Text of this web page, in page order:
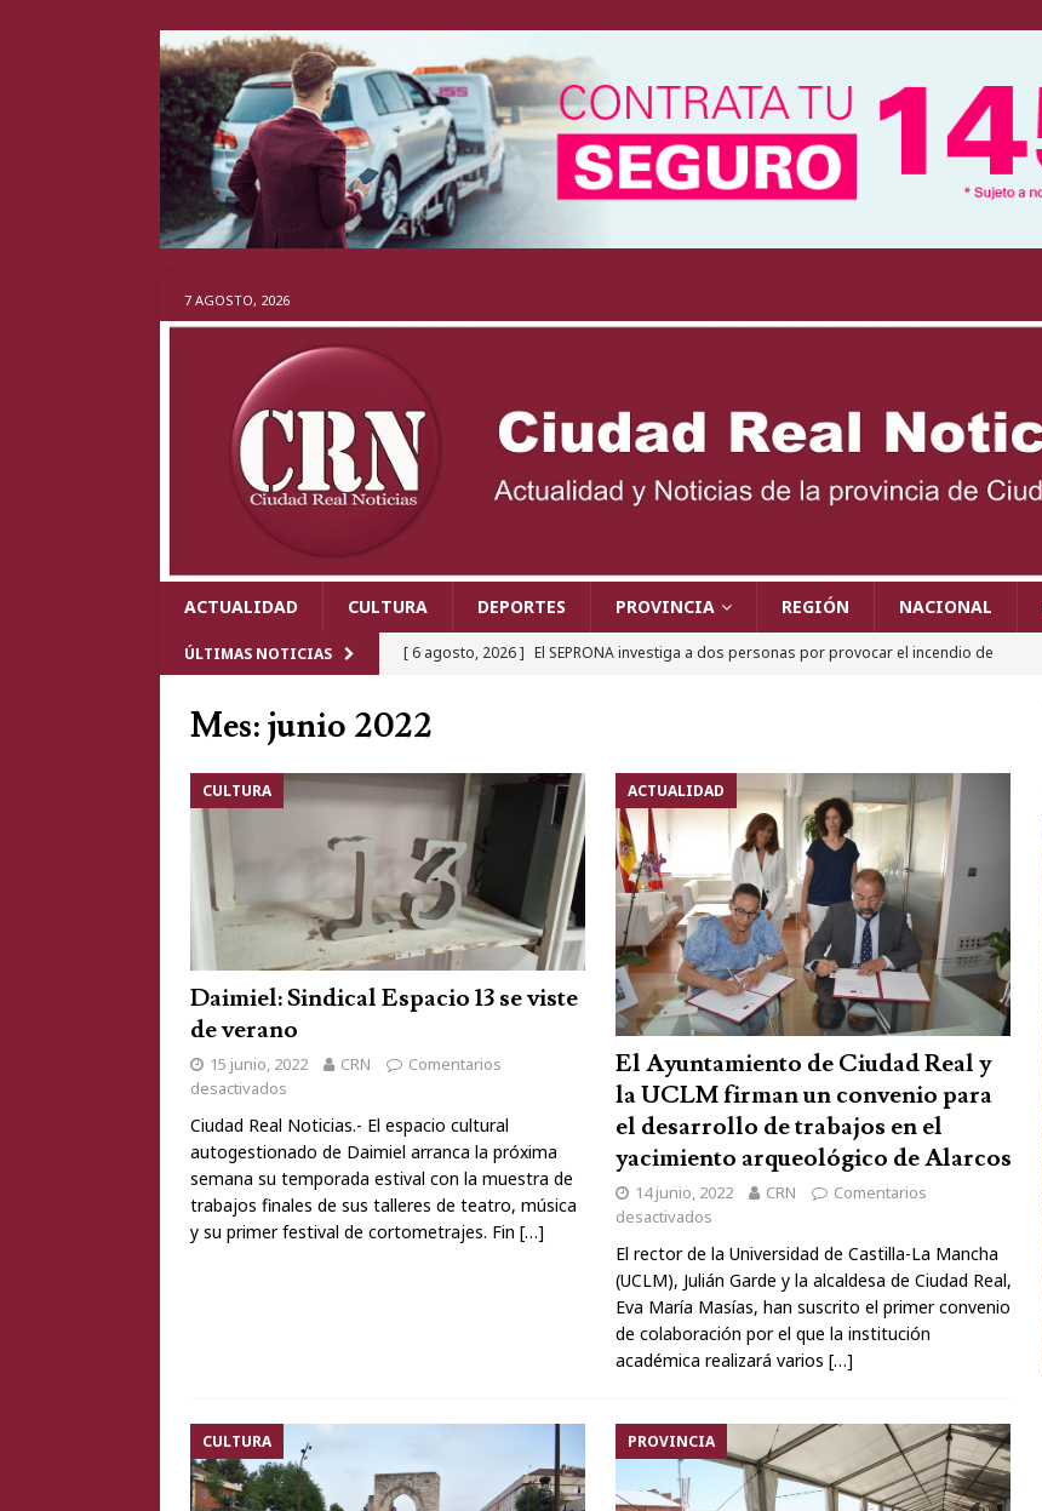
7 AGOSTO, 2026
ACTUALIDAD CULTURA DEPORTES PROVINCIA REGIÓN NACIONAL
ÚLTIMAS NOTICIAS [ 6 agosto, 2026 ] El SEPRONA investiga a dos personas por provocar el incendio de
[ 6 agosto, 2026 ]
Mundo 2026 y revivir el éxito de 2010
DEPORTES
[ 5 agosto, 2026 ]
Un menor de 14 años, trasladado en UVI al Hospital de Ciudad
Real tras chocar un turismo y un patinete en la calle Juan de Ávila
ACTUALIDAD
[ 4 agosto, 2026 ]
El paro vuelve a subir en la provincia de Ciudad Real tras varios
meses de descenso
ACTUALIDAD
Ciudad Real prepara una Feria 2026 histórica con casi 300
actividades, Pablo Alborán, Antonio Orozco y un aluvión de novedades
CULTURA
Mes: junio 2022
CULTURA
Daimiel: Sindical Espacio 13 se viste
de verano
15 junio, 2022 CRN
Comentarios
desactivados
Ciudad Real Noticias.- El espacio cultural
autogestionado de Daimiel arranca la próxima
semana su temporada estival con la muestra de
trabajos finales de sus talleres de teatro, música
y su primer festival de cortometrajes. Fin […]
ACTUALIDAD
El Ayuntamiento de Ciudad Real y
la UCLM firman un convenio para
el desarrollo de trabajos en el
yacimiento arqueológico de Alarcos
14 junio, 2022 CRN
Comentarios
desactivados
El rector de la Universidad de Castilla-La Mancha
(UCLM), Julián Garde y la alcaldesa de Ciudad Real,
Eva María Masías, han suscrito el primer convenio
de colaboración por el que la institución
académica realizará varios […]
CULTURA PROVINCIA